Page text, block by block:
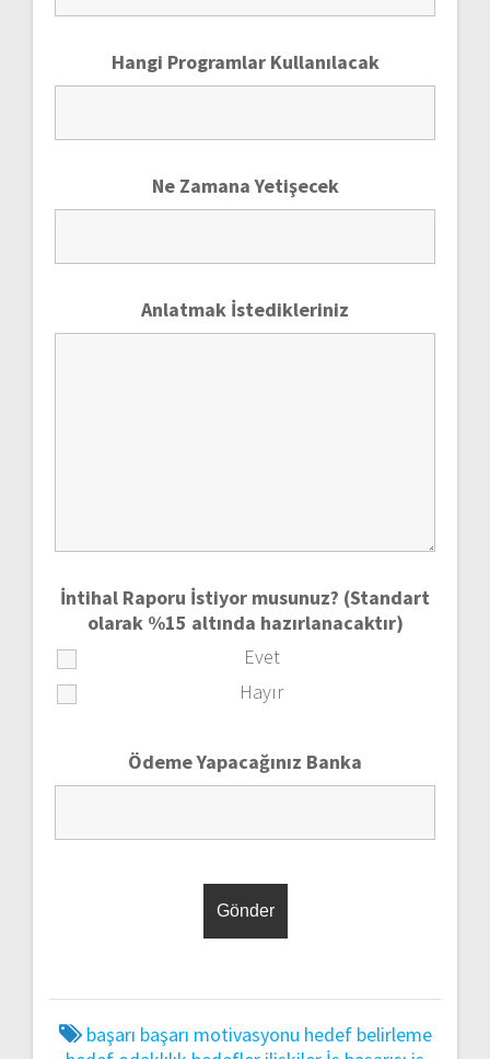
Hangi Programlar Kullanılacak
Ne Zamana Yetişecek
Anlatmak İstedikleriniz
İntihal Raporu İstiyor musunuz? (Standart
olarak %15 altında hazırlanacaktır)
Evet
Hayır
Ödeme Yapacağınız Banka
başarı başarı motivasyonu hedef belirleme